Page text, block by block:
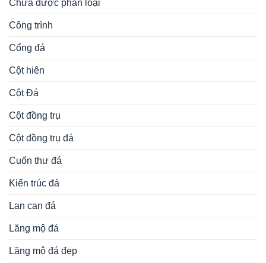
Chưa được phân loại
Công trình
Cổng đá
Cột hiên
Cột Đá
Cột đồng trụ
Cột đồng trụ đá
Cuốn thư đá
Kiến trúc đá
Lan can đá
Lăng mộ đá
Lăng mộ đá đẹp